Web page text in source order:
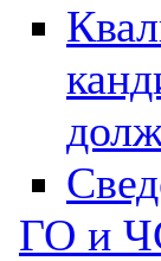
ГО и